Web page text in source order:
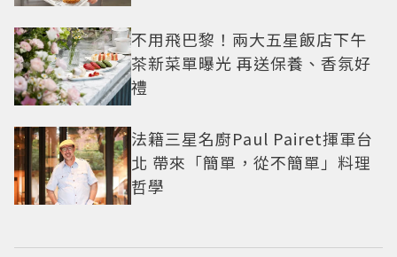
不用飛巴黎！兩大五星飯店下午
茶新菜單曝光 再送保養、香氛好
禮
法籍三星名廚Paul Pairet揮軍台
北 帶來「簡單，從不簡單」料理
哲學